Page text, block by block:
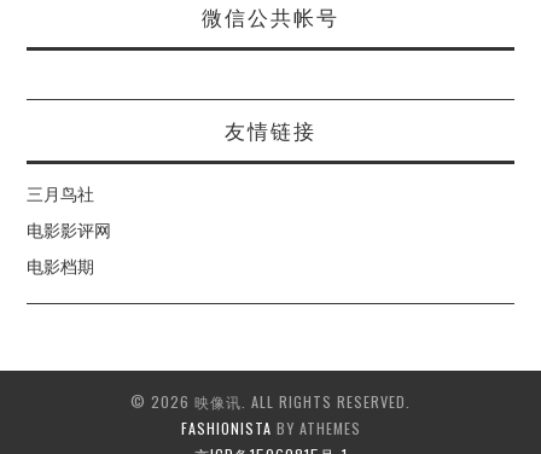
微信公共帐号
友情链接
三月鸟社
电影影评网
电影档期
© 2026 映像讯. ALL RIGHTS RESERVED.
FASHIONISTA BY ATHEMES